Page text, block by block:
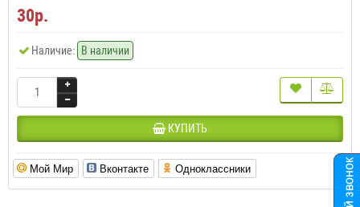
30р.
Наличие: В наличии
КУПИТЬ
Мой Мир Вконтакте Одноклассники